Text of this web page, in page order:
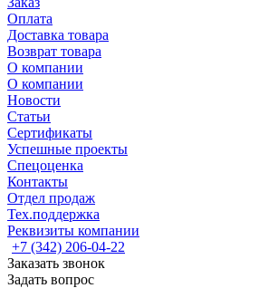
Оплата
Доставка товара
Возврат товара
О компании
О компании
Новости
Статьи
Сертификаты
Успешные проекты
Спецоценка
Контакты
Отдел продаж
Тех.поддержка
Реквизиты компании
+7 (342) 206-04-22
Заказать звонок
Задать вопрос